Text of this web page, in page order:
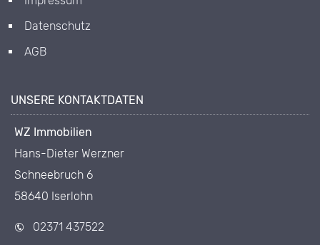
Datenschutz
AGB
UNSERE KONTAKTDATEN
WZ Immobilien
Hans-Dieter Werzner
Schneebruch 6
58640 Iserlohn
02371 437522